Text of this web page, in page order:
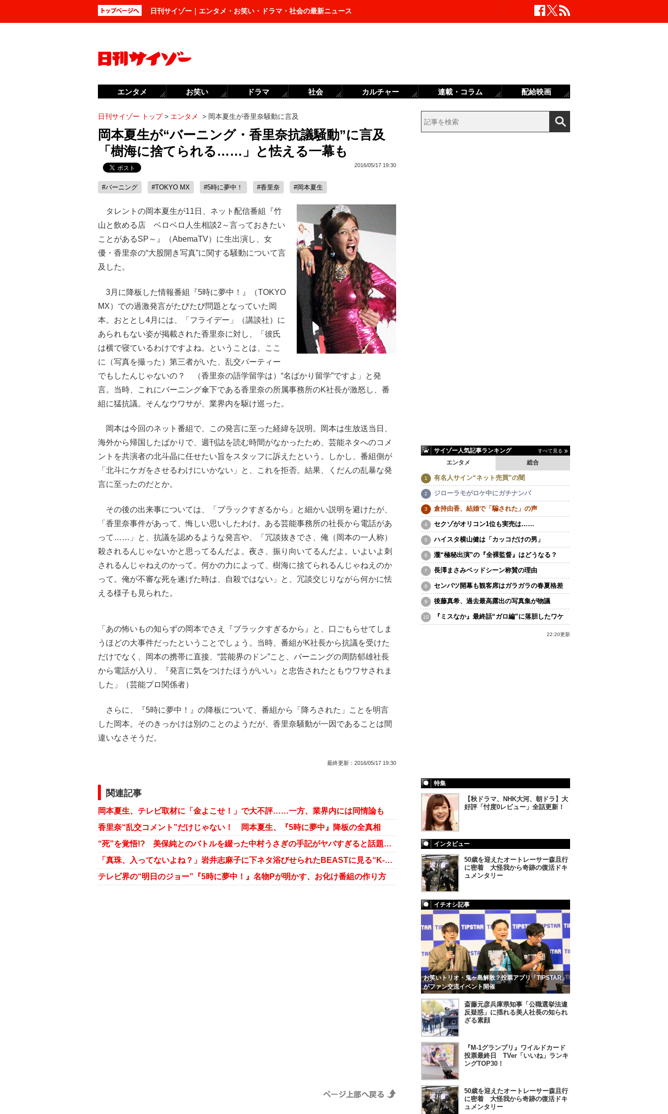
日刊サイゾー｜エンタメ・お笑い・ドラマ・社会の最新ニュース
日刊サイゾー トップ> エンタメ > 岡本夏生が香里奈騒動に言及
岡本夏生が“バーニング・香里奈抗議騒動”に言及
「樹海に捨てられる……」と怯える一幕も
2016/05/17 19:30
#バーニング #TOKYO MX #5時に夢中！ #香里奈 #岡本夏生
タレントの岡本夏生が11日、ネット配信番組『竹
山と飲める店 ベロベロ人生相談2～言っておきたい
ことがあるSP～』（AbemaTV）に生出演し、女
優・香里奈の“大股開き写真”に関する騒動について言
及した。
3月に降板した情報番組『5時に夢中！』（TOKYO
MX）での過激発言がたびたび問題となっていた岡
本。おととし4月には、「フライデー」（講談社）に
あられもない姿が掲載された香里奈に対し、「彼氏
は横で寝ているわけですよね。ということは、ここ
に（写真を撮った）第三者がいた、乱交パーティー
でもしたんじゃないの？ （香里奈の語学留学は）“名ばかり留学”ですよ」と発
言。当時、これにバーニング傘下である香里奈の所属事務所のK社長が激怒し、番
組に猛抗議。そんなウワサが、業界内を駆け巡った。
岡本は今回のネット番組で、この発言に至った経緯を説明。岡本は生放送当日、
海外から帰国したばかりで、週刊誌を読む時間がなかったため、芸能ネタへのコメ
ントを共演者の北斗晶に任せたい旨をスタッフに訴えたという。しかし、番組側が
「北斗にケガをさせるわけにいかない」と、これを拒否。結果、くだんの乱暴な発
言に至ったのだとか。
その後の出来事については、「ブラックすぎるから」と細かい説明を避けたが、
「香里奈事件があって、悔しい思いしたわけ。ある芸能事務所の社長から電話があ
って……」と、抗議を認めるような発言や、「冗談抜きでさ、俺（岡本の一人称）
殺されるんじゃないかと思ってるんだよ。夜さ、振り向いてるんだよ。いよいよ刺
されるんじゃねえのかって。何かの力によって、樹海に捨てられるんじゃねえのか
って。俺が不審な死を遂げた時は、自殺ではない」と、冗談交じりながら何かに怯
える様子も見られた。
「あの怖いもの知らずの岡本でさえ『ブラックすぎるから』と、口ごもらせてしま
うほどの大事件だったということでしょう。当時、番組がK社長から抗議を受けた
だけでなく、岡本の携帯に直接、“芸能界のドン”こと、バーニングの周防郁雄社長
から電話が入り、『発言に気をつけたほうがいい』と忠告されたともウワサされま
した」（芸能プロ関係者）
さらに、『5時に夢中！』の降板について、番組から「降ろされた」ことを明言
した岡本。そのきっかけは別のことのようだが、香里奈騒動が一因であることは間
違いなさそうだ。
最終更新： 2016/05/17 19:30
関連記事
岡本夏生、テレビ取材に「金よこせ！」で大不評……一方、業界内には同情論も
香里奈“乱交コメント”だけじゃない！ 岡本夏生、『5時に夢中』降板の全真相
“死”を覚悟!? 美保純とのバトルを綴った中村うさぎの手記がヤバすぎると話題に――
「真珠、入ってないよね？」岩井志麻子に下ネタ浴びせられたBEASTに見る“K-POP大安売り”の現状
テレビ界の“明日のジョー”『5時に夢中！』名物Pが明かす、お化け番組の作り方
サイゾー人気記事ランキング すべて見る
エンタメ 総合
有名人サイン“ネット売買”の闇
ジローラモがロケ中にガチナンパ
倉持由香、結婚で「騙された」の声
セクゾがオリコン1位も実売は……
ハイスタ横山健は「カッコだけの男」
瀧“極秘出演”の『全裸監督』はどうなる？
長澤まさみベッドシーン称賛の理由
センバツ開幕も観客席はガラガラの春夏格差
後藤真希、過去最高露出の写真集が物議
『ミスなか』最終話“ガロ編”に落胆したワケ
22:20更新
特集
【秋ドラマ、NHK大河、朝ドラ】大
好評「忖度0レビュー」全話更新！
インタビュー
50歳を迎えたオートレーサー森且行
に密着 大怪我から奇跡の復活ドキ
ュメンタリー
イチオシ記事
お笑いトリオ・鬼ヶ島解散？投票アプリ「TIPSTAR」
がファン交流イベント開催
斎藤元彦兵庫県知事「公職選挙法違
反疑惑」に揺れる美人社長の知られ
ざる素顔
『M-1グランプリ』ワイルドカード
投票最終日 TVer「いいね」ランキ
ングTOP30！
50歳を迎えたオートレーサー森且行
に密着 大怪我から奇跡の復活ドキ
ュメンタリー
エンタメ お笑い ドラマ 社会 カルチャー 連載・コラム 配給映画